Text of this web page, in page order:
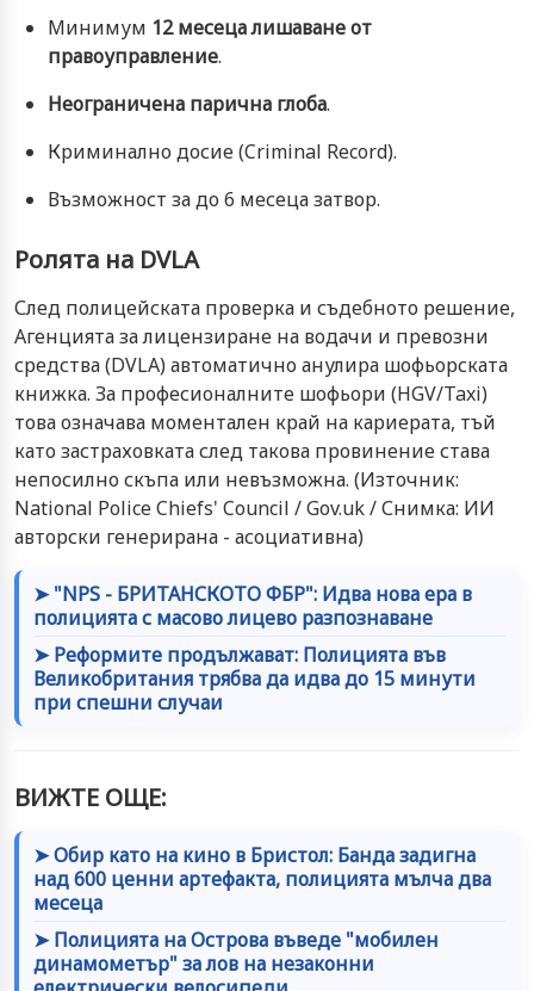
Минимум 12 месеца лишаване от
правоуправление.
Неограничена парична глоба.
Криминално досие (Criminal Record).
Възможност за до 6 месеца затвор.
Ролята на DVLA
След полицейската проверка и съдебното решение,
Агенцията за лицензиране на водачи и превозни
средства (DVLA) автоматично анулира шофьорската
книжка. За професионалните шофьори (HGV/Taxi)
това означава моментален край на кариерата, тъй
като застраховката след такова провинение става
непосилно скъпа или невъзможна. (Източник:
National Police Chiefs' Council / Gov.uk / Снимка: ИИ
авторски генерирана - асоциативна)
➤ "NPS - БРИТАНСКОТО ФБР": Идва нова ера в
полицията с масово лицево разпознаване
➤ Реформите продължават: Полицията във
Великобритания трябва да идва до 15 минути
при спешни случаи
ВИЖТЕ ОЩЕ:
➤ Обир като на кино в Бристол: Банда задигна
над 600 ценни артефакта, полицията мълча два
месеца
➤ Полицията на Острова въведе "мобилен
динамометър" за лов на незаконни